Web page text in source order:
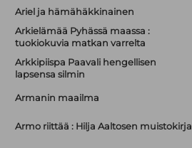
Ariel ja hämähäkkinainen
Arkielämää Pyhässä maassa :
tuokiokuvia matkan varrelta
Arkkipiispa Paavali hengellisen
lapsensa silmin
Armanin maailma
Armo riittää : Hilja Aaltosen muistokirja